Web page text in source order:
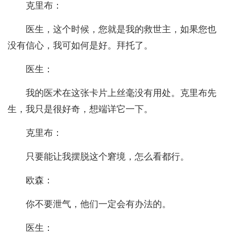
克里布：
医生，这个时候，您就是我的救世主，如果您也
没有信心，我可如何是好。拜托了。
医生：
我的医术在这张卡片上丝毫没有用处。克里布先
生，我只是很好奇，想端详它一下。
克里布：
只要能让我摆脱这个窘境，怎么看都行。
欧森：
你不要泄气，他们一定会有办法的。
医生：